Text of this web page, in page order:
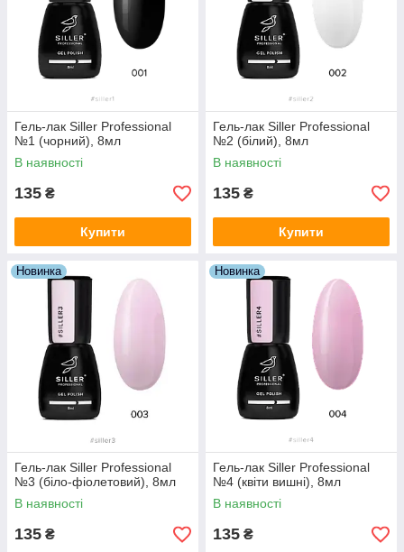
Гель-лак Siller Professional
№1 (чорний), 8мл
В наявності
135 ₴
Купити
Гель-лак Siller Professional
№2 (білий), 8мл
В наявності
135 ₴
Купити
Новинка
Гель-лак Siller Professional
№3 (біло-фіолетовий), 8мл
В наявності
135 ₴
Новинка
Гель-лак Siller Professional
№4 (квіти вишні), 8мл
В наявності
135 ₴